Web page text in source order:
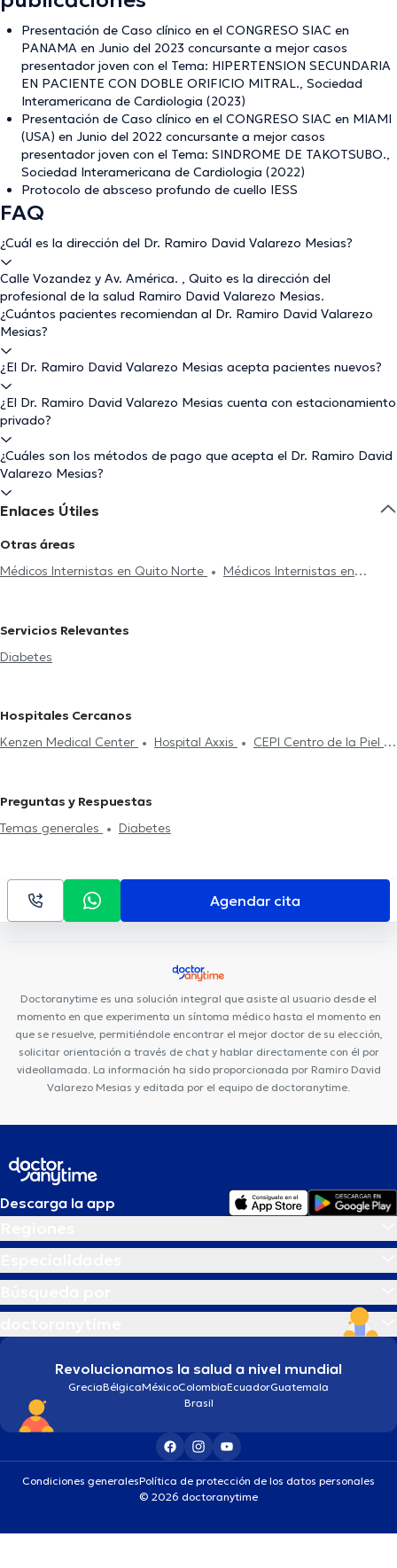
Presentación de Caso clínico en el CONGRESO SIAC en
PANAMA en Junio del 2023 concursante a mejor casos
presentador joven con el Tema: HIPERTENSION SECUNDARIA
EN PACIENTE CON DOBLE ORIFICIO MITRAL., Sociedad
Interamericana de Cardiologia (2023)
Presentación de Caso clínico en el CONGRESO SIAC en MIAMI
(USA) en Junio del 2022 concursante a mejor casos
presentador joven con el Tema: SINDROME DE TAKOTSUBO.,
Sociedad Interamericana de Cardiologia (2022)
Protocolo de absceso profundo de cuello IESS
FAQ
¿Cuál es la dirección del Dr. Ramiro David Valarezo Mesias?
Calle Vozandez y Av. América. , Quito es la dirección del
profesional de la salud Ramiro David Valarezo Mesias.
¿Cuántos pacientes recomiendan al Dr. Ramiro David Valarezo
Mesias?
¿El Dr. Ramiro David Valarezo Mesias acepta pacientes nuevos?
¿El Dr. Ramiro David Valarezo Mesias cuenta con estacionamiento
privado?
¿Cuáles son los métodos de pago que acepta el Dr. Ramiro David
Valarezo Mesias?
Enlaces Útiles
Otras áreas
Médicos Internistas en Quito Norte
Médicos Internistas en
Servicios Relevantes
Diabetes
Hospitales Cercanos
Kenzen Medical Center
Hospital Axxis
CEPI Centro de la Piel
Clínica Sancho: Citimed
Rogteam Dental Studio
Hospital Metropolitano
Alemania
Clínica Sancho: Av. Amazonas
Centro Quirúrgico Da
Vinci
Consultorio Quito Hospital de los Valles
UIO
Preguntas y Respuestas
Temas generales
Diabetes
Agendar cita
Doctoranytime es una solución integral que asiste al usuario desde el
momento en que experimenta un síntoma médico hasta el momento en
que se resuelve, permitiéndole encontrar el mejor doctor de su elección,
solicitar orientación a través de chat y hablar directamente con él por
videollamada. La información ha sido proporcionada por Ramiro David
Valarezo Mesias y editada por el equipo de doctoranytime.
Descarga la app
Revolucionamos la salud a nivel mundial
GreciaBélgicaMéxicoColombiaEcuadorGuatemala
Brasil
Condiciones generalesPolítica de protección de los datos personales
© 2026 doctoranytime